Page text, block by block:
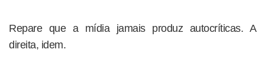
Repare que a mídia jamais produz autocríticas. A
direita, idem.